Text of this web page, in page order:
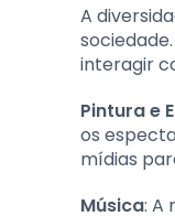
A
interagir
Pintura e
os
mídias
Música: A